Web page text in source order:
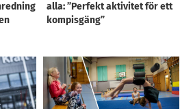
alla: ”Perfekt aktivitet för ett
kompisgäng”